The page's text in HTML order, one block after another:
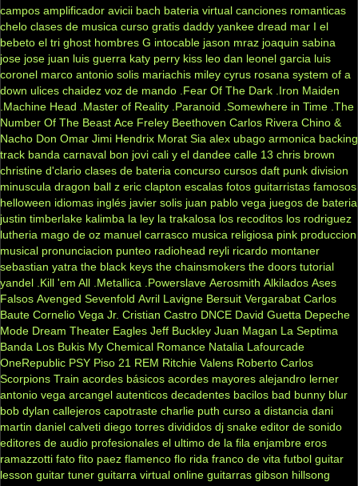
campos amplificador avicii bach bateria virtual canciones romanticas
chelo clases de musica curso gratis daddy yankee dread mar I el
bebeto el tri ghost hombres G intocable jason mraz joaquin sabina
jose jose juan luis guerra katy perry kiss leo dan leonel garcia luis
coronel marco antonio solis mariachis miley cyrus rosana system of a
down ulices chaidez voz de mando .Fear Of The Dark .Iron Maiden
.Machine Head
.Master of Reality .Paranoid .Somewhere in Time .The
Number Of The Beast Ace Freley Beethoven Carlos Rivera Chino &
Nacho Don Omar Jimi Hendrix Morat Sia alex ubago armonica backing
track banda carnaval bon jovi cali y el dandee calle 13 chris brown
christine d'clario clases de bateria concurso cursos daft punk division
minuscula dragon ball z eric clapton escalas fotos guitarristas famosos
helloween idiomas inglés javier solis juan pablo vega juegos de bateria
justin timberlake kalimba la ley la trakalosa los recoditos los rodriguez
lutheria mago de oz manuel carrasco musica religiosa pink produccion
musical pronunciacion punteo radiohead reyli ricardo montaner
sebastian yatra the black keys the chainsmokers the doors tutorial
yandel .Kill 'em All .Metallica .Powerslave Aerosmith Alkilados Ases
Falsos Avenged Sevenfold Avril Lavigne Bersuit Vergarabat Carlos
Baute Cornelio Vega Jr. Cristian Castro DNCE David Guetta Depeche
Mode Dream Theater Eagles Jeff Buckley Juan Magan La Septima
Banda Los Bukis My Chemical Romance Natalia Lafourcade
OneRepublic PSY Piso 21 REM Ritchie Valens Roberto Carlos
Scorpions Train acordes básicos acordes mayores alejandro lerner
antonio vega arcangel autenticos decadentes bacilos bad bunny blur
bob dylan callejeros capotraste charlie puth curso a distancia dani
martin daniel calveti diego torres divididos dj snake editor de sonido
editores de audio profesionales el ultimo de la fila enjambre eros
ramazzotti fato fito paez flamenco flo rida franco de vita futbol guitar
lesson guitar tuner guitarra virtual online guitarras gibson hillsong